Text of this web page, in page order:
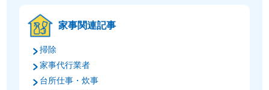
家事関連記事
掃除
家事代行業者
台所仕事・炊事